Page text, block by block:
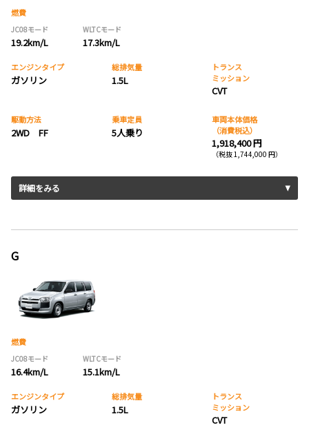
燃費
JC08モード
19.2km/L
WLTCモード
17.3km/L
エンジンタイプ
ガソリン
総排気量
1.5L
トランス
ミッション
CVT
駆動方法
2WD FF
乗車定員
5人乗り
車両本体価格
（消費税込）
1,918,400 円
（税抜 1,744,000 円）
詳細をみる
G
燃費
JC08モード
16.4km/L
WLTCモード
15.1km/L
エンジンタイプ
ガソリン
総排気量
1.5L
トランス
ミッション
CVT